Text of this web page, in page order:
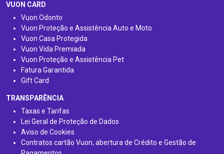
VUON CARD
Vuon Odonto
Vuon Proteção e Assistência Auto e Moto
Vuon Casa Protegida
Vuon Vida Premiada
Vuon Proteção e Assistência Pet
Fatura Garantida
Gift Card
TRANSPARÊNCIA
Taxas e Tarifas
Lei Geral de Proteção de Dados
Aviso de Cookies
Contratos cartão Vuon, abertura de Crédito e Gestão de